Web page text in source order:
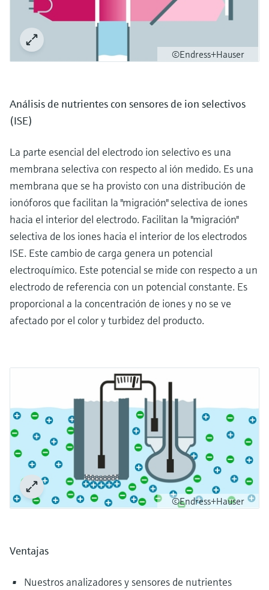
©Endress+Hauser
Análisis de nutrientes con sensores de ion selectivos
(ISE)
La parte esencial del electrodo ion selectivo es una
membrana selectiva con respecto al ión medido. Es una
membrana que se ha provisto con una distribución de
ionóforos que facilitan la "migración" selectiva de iones
hacia el interior del electrodo. Facilitan la "migración"
selectiva de los iones hacia el interior de los electrodos
ISE. Este cambio de carga genera un potencial
electroquímico. Este potencial se mide con respecto a un
electrodo de referencia con un potencial constante. Es
proporcional a la concentración de iones y no se ve
afectado por el color y turbidez del producto.
©Endress+Hauser
Ventajas
Nuestros analizadores y sensores de nutrientes